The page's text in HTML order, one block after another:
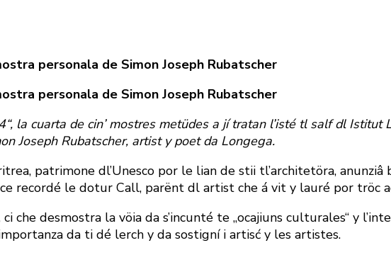
personala de Simon Joseph Rubatscher
personala de Simon Joseph Rubatscher
la cuarta de cin’ mostres metüdes a jí tratan l’isté tl salf dl Istitut
Joseph Rubatscher, artist y poet da Longega.
patrimone dl’Unesco por le lian de stii tl’architetöra,
recordé le dotur Call, parënt dl artist che á vit y lauré por tröc
che desmostra la vöia da s’incunté te „ocajiuns culturales“ y
da ti dé lerch y da sostigní i artisć y les artistes.